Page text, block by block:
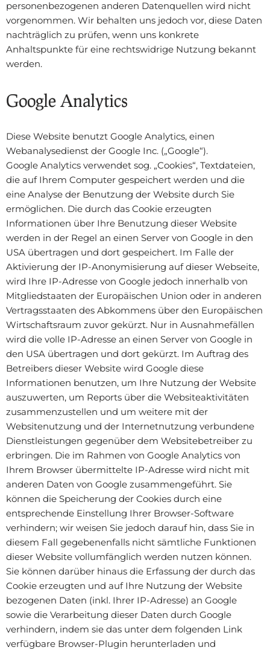
personenbezogenen anderen Datenquellen wird nicht
vorgenommen. Wir behalten uns jedoch vor, diese Daten
nachträglich zu prüfen, wenn uns konkrete
Anhaltspunkte für eine rechtswidrige Nutzung bekannt
werden.
Google Analytics
Diese Website benutzt Google Analytics, einen
Webanalysedienst der Google Inc. („Google“).
Google Analytics verwendet sog. „Cookies“, Textdateien,
die auf Ihrem Computer gespeichert werden und die
eine Analyse der Benutzung der Website durch Sie
ermöglichen. Die durch das Cookie erzeugten
Informationen über Ihre Benutzung dieser Website
werden in der Regel an einen Server von Google in den
USA übertragen und dort gespeichert. Im Falle der
Aktivierung der IP-Anonymisierung auf dieser Webseite,
wird Ihre IP-Adresse von Google jedoch innerhalb von
Mitgliedstaaten der Europäischen Union oder in anderen
Vertragsstaaten des Abkommens über den Europäischen
Wirtschaftsraum zuvor gekürzt. Nur in Ausnahmefällen
wird die volle IP-Adresse an einen Server von Google in
den USA übertragen und dort gekürzt. Im Auftrag des
Betreibers dieser Website wird Google diese
Informationen benutzen, um Ihre Nutzung der Website
auszuwerten, um Reports über die Websiteaktivitäten
zusammenzustellen und um weitere mit der
Websitenutzung und der Internetnutzung verbundene
Dienstleistungen gegenüber dem Websitebetreiber zu
erbringen. Die im Rahmen von Google Analytics von
Ihrem Browser übermittelte IP-Adresse wird nicht mit
anderen Daten von Google zusammengeführt. Sie
können die Speicherung der Cookies durch eine
entsprechende Einstellung Ihrer Browser-Software
verhindern; wir weisen Sie jedoch darauf hin, dass Sie in
diesem Fall gegebenenfalls nicht sämtliche Funktionen
dieser Website vollumfänglich werden nutzen können.
Sie können darüber hinaus die Erfassung der durch das
Cookie erzeugten und auf Ihre Nutzung der Website
bezogenen Daten (inkl. Ihrer IP-Adresse) an Google
sowie die Verarbeitung dieser Daten durch Google
verhindern, indem sie das unter dem folgenden Link
verfügbare Browser-Plugin herunterladen und